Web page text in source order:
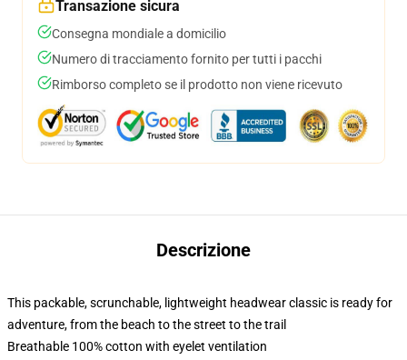
Transazione sicura
Consegna mondiale a domicilio
Numero di tracciamento fornito per tutti i pacchi
Rimborso completo se il prodotto non viene ricevuto
Descrizione
This packable, scrunchable, lightweight headwear classic is ready for
adventure, from the beach to the street to the trail
Breathable 100% cotton with eyelet ventilation